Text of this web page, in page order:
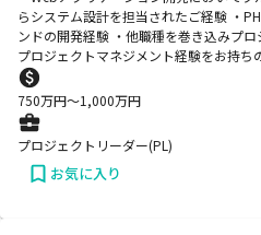
らシステム設計を担当されたご経験 ・
ンドの開発経験 ・他職種を巻き込みプ
プロジェクトマネジメント経験をお持ち
750万円〜1,000万円
プロジェクトリーダー(PL)
お気に入り